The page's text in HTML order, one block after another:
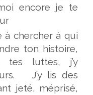
encore je te
à chercher à qui
ton histoire,
tes luttes, j’y
J’y lis des
jeté, méprisé,